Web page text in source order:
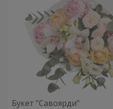
Букет "Савоярди"